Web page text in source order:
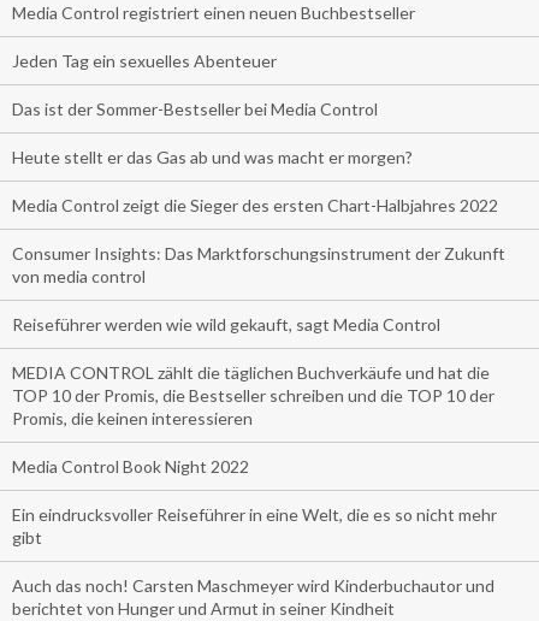
Media Control registriert einen neuen Buchbestseller
Jeden Tag ein sexuelles Abenteuer
Das ist der Sommer-Bestseller bei Media Control
Heute stellt er das Gas ab und was macht er morgen?
Media Control zeigt die Sieger des ersten Chart-Halbjahres 2022
Consumer Insights: Das Marktforschungsinstrument der Zukunft
von media control
Reiseführer werden wie wild gekauft, sagt Media Control
MEDIA CONTROL zählt die täglichen Buchverkäufe und hat die
TOP 10 der Promis, die Bestseller schreiben und die TOP 10 der
Promis, die keinen interessieren
Media Control Book Night 2022
Ein eindrucksvoller Reiseführer in eine Welt, die es so nicht mehr
gibt
Auch das noch! Carsten Maschmeyer wird Kinderbuchautor und
berichtet von Hunger und Armut in seiner Kindheit